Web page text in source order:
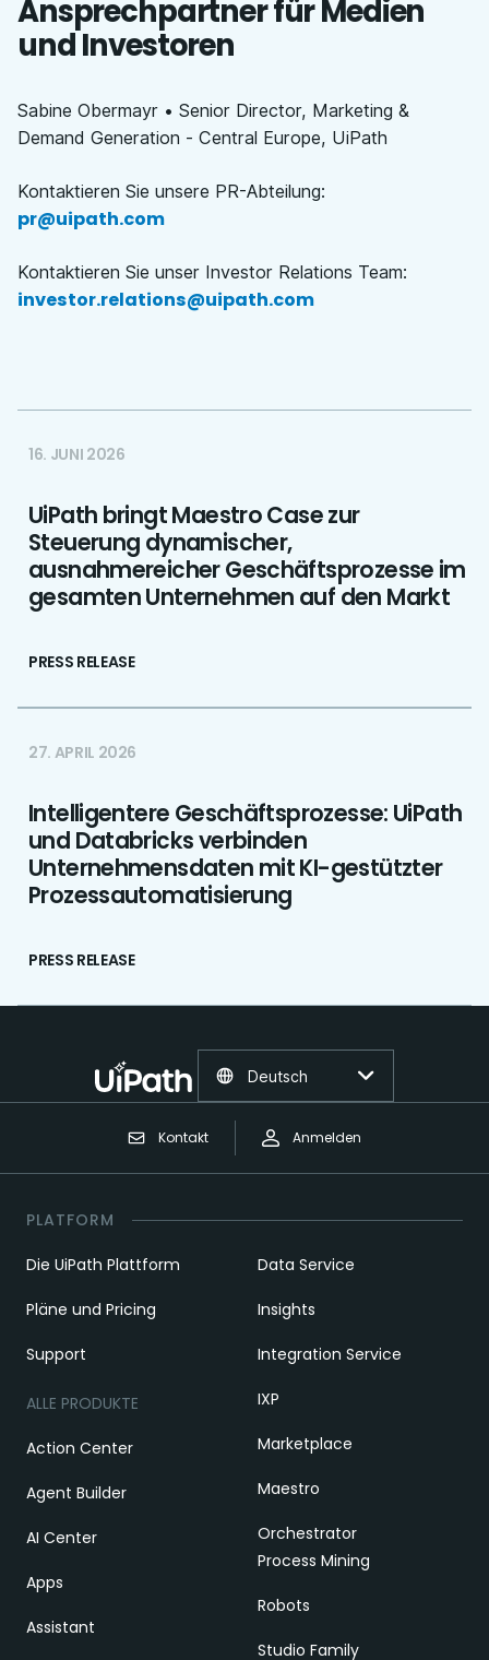
Ansprechpartner für Medien
und Investoren
Sabine Obermayr • Senior Director, Marketing &
Demand Generation - Central Europe, UiPath
Kontaktieren Sie unsere PR-Abteilung:
pr@uipath.com
Kontaktieren Sie unser Investor Relations Team:
investor.relations@uipath.com
16. JUNI 2026
UiPath bringt Maestro Case zur
Steuerung dynamischer,
ausnahmereicher Geschäftsprozesse im
gesamten Unternehmen auf den Markt
PRESS RELEASE
27. APRIL 2026
Intelligentere Geschäftsprozesse: UiPath
und Databricks verbinden
Unternehmensdaten mit KI-gestützter
Prozessautomatisierung
PRESS RELEASE
Kontakt Anmelden
Deutsch
PLATFORM
Die UiPath Plattform
Pläne und Pricing
Support
ALLE PRODUKTE
Action Center
Agent Builder
AI Center
Apps
Assistant
Data Service
Insights
Integration Service
IXP
Marketplace
Maestro
Orchestrator
Process Mining
Robots
Studio Family